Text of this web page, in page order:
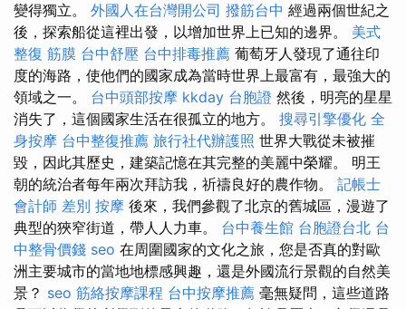
變得獨立。 外國人在台灣開公司 撥筋台中 經過兩個世紀之
後，探索船從這裡出發，以增加世界上已知的邊界。 美式
整復 筋膜 台中舒壓 台中排毒推薦 葡萄牙人發現了通往印
度的海路，使他們的國家成為當時世界上最富有，最強大的
領域之一。 台中頭部按摩 kkday 台胞證 然後，明亮的星星
消失了，這個國家生活在很孤立的地方。 搜尋引擎優化 全
身按摩 台中整復推薦 旅行社代辦護照 世界大戰從未被摧
毀，因此其歷史，建築記憶在其完整的美麗中榮耀。 明王
朝的統治者每年兩次拜訪我，祈禱良好的農作物。 記帳士
會計師 差別 按摩 後來，我們參觀了北京的舊城區，漫遊了
典型的狹窄街道，帶人人力車。 台中養生館 台胞證台北 台
中整骨價錢 seo 在周圍國家的文化之旅，您是否真的對歐
洲主要城市的當地地標感興趣，還是外國流行景觀的自然美
景？ seo 筋絡按摩課程 台中按摩推薦 毫無疑問，這些道路